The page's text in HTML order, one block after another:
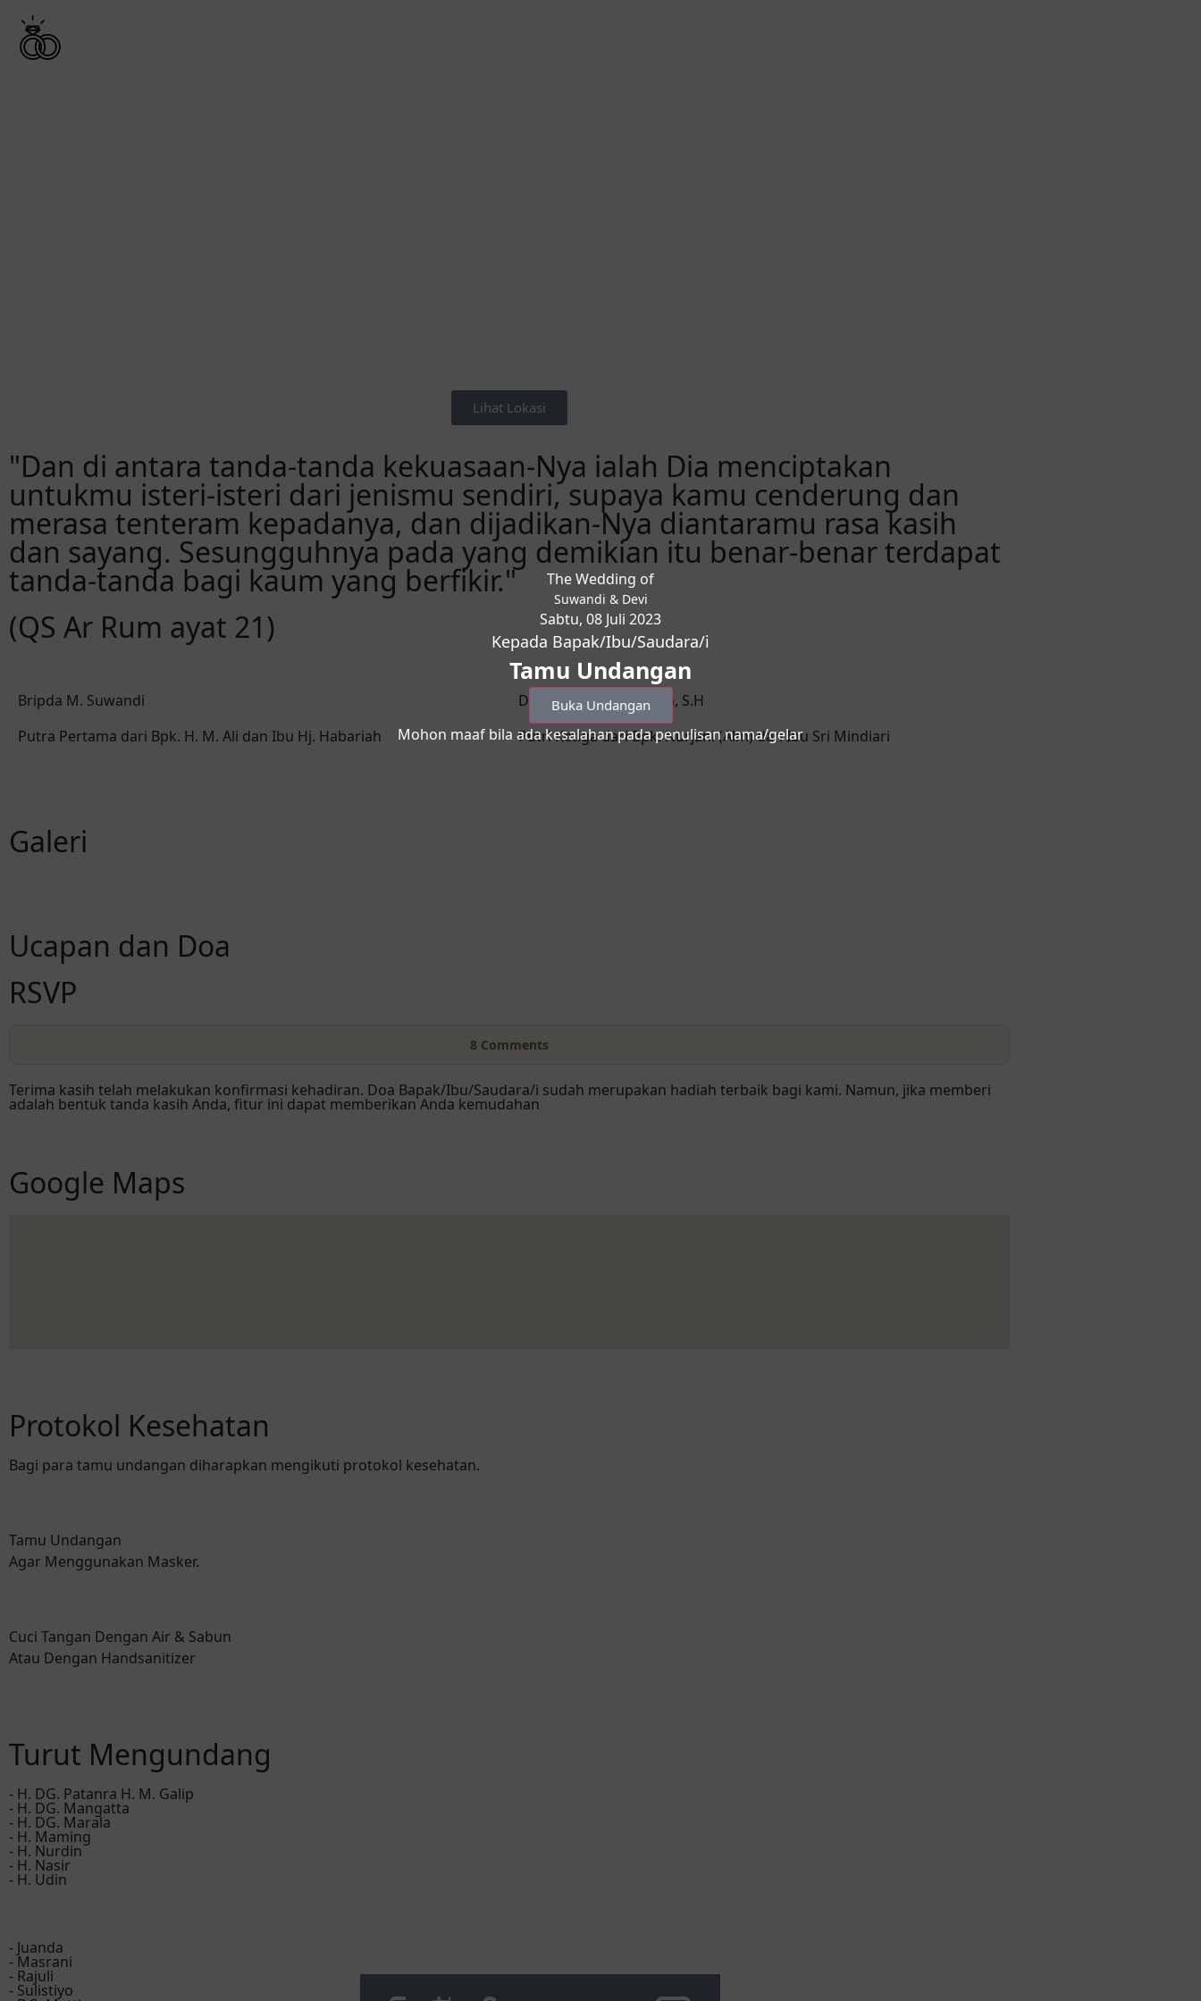
The Wedding of
Suwandi & Devi
Sabtu, 08 Juli 2023
Kepada Bapak/Ibu/Saudara/i
Tamu Undangan
Buka Undangan
Mohon maaf bila ada kesalahan pada penulisan nama/gelar
Lihat Lokasi
"Dan di antara tanda-tanda kekuasaan-Nya ialah Dia menciptakan
untukmu isteri-isteri dari jenismu sendiri, supaya kamu cenderung dan
merasa tenteram kepadanya, dan dijadikan-Nya diantaramu rasa kasih
dan sayang. Sesungguhnya pada yang demikian itu benar-benar terdapat
tanda-tanda bagi kaum yang berfikir."
(QS Ar Rum ayat 21)
Bripda M. Suwandi
Putra Pertama dari Bpk. H. M. Ali dan Ibu Hj. Habariah
Devi Apriliani Nur Amin, S.H
Putri Ketiga dari Bpk. Nurjani (Alm) dan Ibu Sri Mindiari
Galeri
Ucapan dan Doa
RSVP
8 Comments
Terima kasih telah melakukan konfirmasi kehadiran. Doa Bapak/Ibu/Saudara/i sudah merupakan hadiah terbaik bagi kami. Namun, jika memberi
adalah bentuk tanda kasih Anda, fitur ini dapat memberikan Anda kemudahan
Google Maps
Protokol Kesehatan
Bagi para tamu undangan diharapkan mengikuti protokol kesehatan.
Tamu Undangan
Agar Menggunakan Masker.
Cuci Tangan Dengan Air & Sabun
Atau Dengan Handsanitizer
Turut Mengundang
- H. DG. Patanra H. M. Galip
- H. DG. Mangatta
- H. DG. Marala
- H. Maming
- H. Nurdin
- H. Nasir
- H. Udin
- Juanda
- Masrani
- Rajuli
- Sulistiyo